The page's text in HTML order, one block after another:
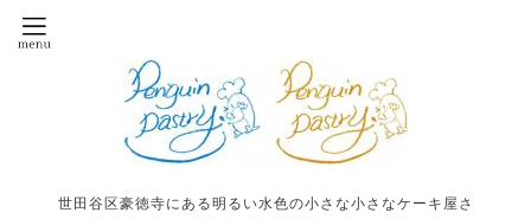
世田谷区豪徳寺にある明るい水色の小さな小さなケーキ屋さ